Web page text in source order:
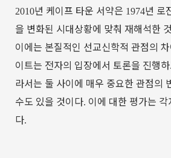
2010년 케이프 타운 서약은 1974년 로
을 변화된 시대상황에 맞춰 재해석한
이에는 본질적인 선교신학적 관점의
이트는 전자의 입장에서 토론을 진행
라서는 둘 사이에 매우 중요한관점의
수도 있을 것이다. 이에 대한 평가는 각
다.